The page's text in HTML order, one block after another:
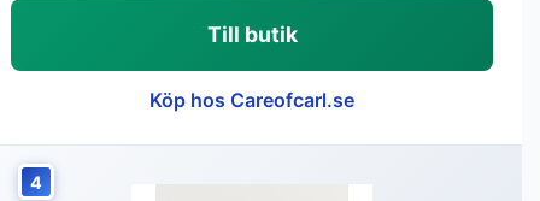
Till butik
Köp hos Careofcarl.se
4